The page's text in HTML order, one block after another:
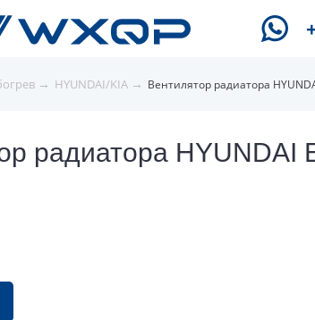
→ HYUNDAI/KIA → Вентилятор радиатора
радиатора HYUNDAI